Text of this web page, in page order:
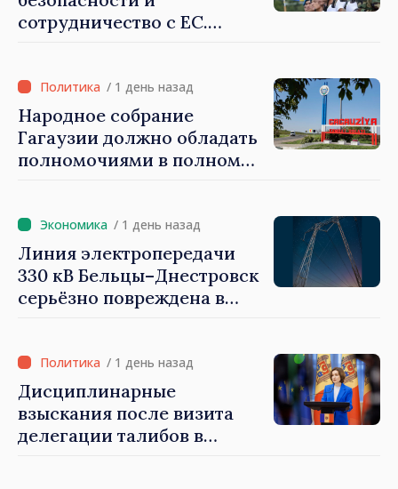
сотрудничество с ЕС.
обороны на 2024–2034 годы
опубликована в Monitorul
Oficial
/ 1 день назад
Народное собрание
Гагаузии должно обладать
полномочиями в полном
быть свободными и
честными»
/ 1 день назад
Линия электропередачи
330 кВ Бельцы–Днестровск
серьёзно повреждена в
/ 1 день назад
Дисциплинарные
взыскания после визита
делегации талибов в